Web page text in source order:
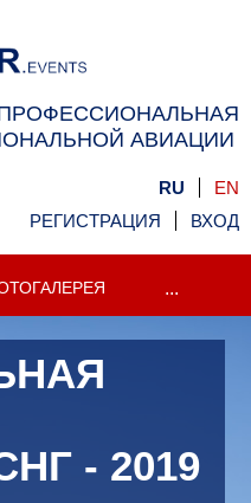
АВИАЦИИ
RU
EN
РЕГИСТРАЦИЯ
ВХОД
...
- 2019